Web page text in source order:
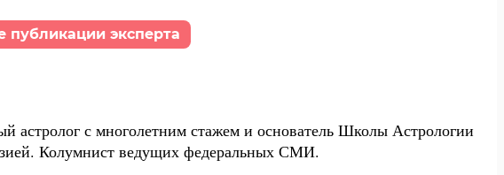
публикации эксперта
с многолетним стажем и основатель Школы Астрологии
Колумнист ведущих федеральных СМИ.